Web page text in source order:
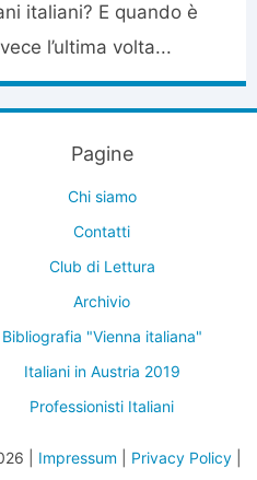
italiani? E quando è
l’ultima volta...
Pagine
Chi siamo
Contatti
Club di Lettura
Archivio
Bibliografia "Vienna italiana"
Italiani in Austria 2019
Professionisti Italiani
| Impressum Privacy Policy|